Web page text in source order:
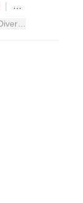
|
Sport, Tempo Libero e Divertimento nel Lazio